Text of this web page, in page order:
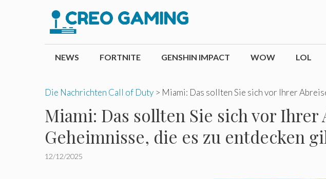
NEWS FORTNITE GENSHIN IMPACT WOW LOL
Die Nachrichten Call of Duty > Miami: Das sollten Sie sich vor Ihrer
Miami: Das sollten Sie sich vor
Geheimnisse, die es zu entdecken
12/12/2025